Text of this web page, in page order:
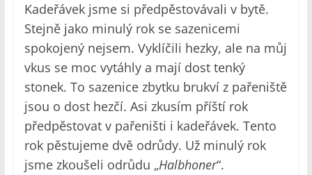
Kadeřávek jsme si předpěstovávali v bytě.
Stejně jako minulý rok se sazenicemi
spokojený nejsem. Vyklíčili hezky, ale na můj
vkus se moc vytáhly a mají dost tenký
stonek. To sazenice zbytku brukví z pařeniště
jsou o dost hezčí. Asi zkusím příští rok
předpěstovat v pařeništi i kadeřávek. Tento
rok pěstujeme dvě odrůdy. Už minulý rok
jsme zkoušeli odrůdu „Halbhoner“.